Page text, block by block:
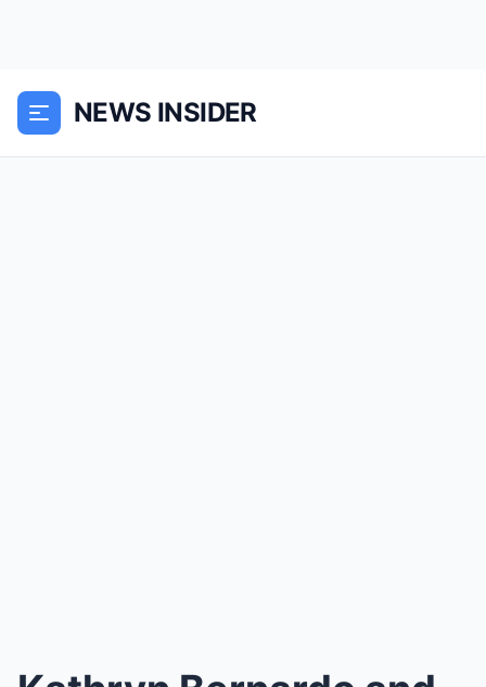
NEWS INSIDER